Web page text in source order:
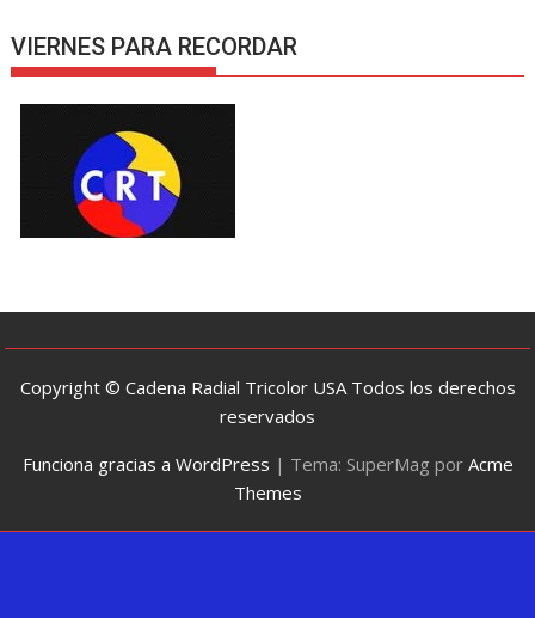
VIERNES PARA RECORDAR
Copyright © Cadena Radial Tricolor USA Todos los derechos
reservados
Funciona gracias a WordPress | Tema: SuperMag por Acme
Themes